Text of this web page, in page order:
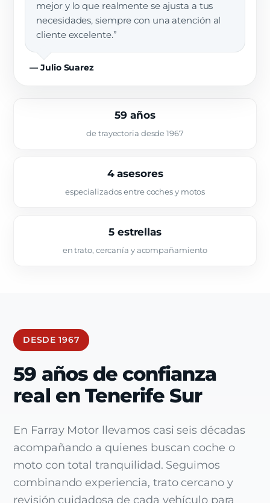
mejor y lo que realmente se ajusta a tus
necesidades, siempre con una atención al
cliente excelente.”
— Julio Suarez
59 años
de trayectoria desde 1967
4 asesores
especializados entre coches y motos
5 estrellas
en trato, cercanía y acompañamiento
DESDE 1967
59 años de confianza
real en Tenerife Sur
En Farray Motor llevamos casi seis décadas
acompañando a quienes buscan coche o
moto con total tranquilidad. Seguimos
combinando experiencia, trato cercano y
revisión cuidadosa de cada vehículo para